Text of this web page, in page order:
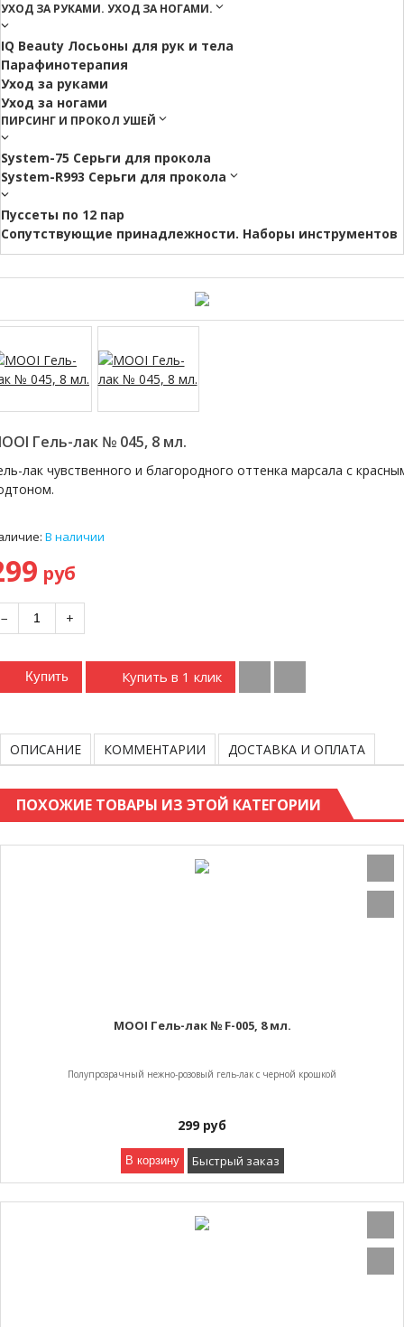
УХОД ЗА РУКАМИ. УХОД ЗА НОГАМИ.
IQ Beauty Лосьоны для рук и тела
Парафинотерапия
Уход за руками
Уход за ногами
ПИРСИНГ И ПРОКОЛ УШЕЙ
System-75 Серьги для прокола
System-R993 Серьги для прокола
Пуссеты по 12 пар
Cопутствующие принадлежности. Наборы инструментов
Гель-лак № 045, 8 мл.
лак чувственного и благородного оттенка марсала с
В наличии
руб
− +
Купить Купить в 1 клик
ОПИСАНИЕ КОММЕНТАРИИ ДОСТАВКА И ОПЛАТА
ПОХОЖИЕ ТОВАРЫ ИЗ ЭТОЙ КАТЕГОРИИ
MOOI Гель-лак № F-005, 8 мл.
Полупрозрачный нежно-розовый гель-лак с черной крошкой
299 руб
В корзину Быстрый заказ